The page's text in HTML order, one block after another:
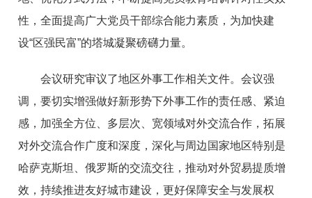
性，全面提高广大党员干部综合能力素质，为加快建
设“区强民富”的塔城凝聚磅礴力量。
会议研究审议了地区外事工作相关文件。会议强
调，要切实增强做好新形势下外事工作的责任感、紧迫
感，加强全方位、多层次、宽领域对外交流合作，拓展
对外交流合作广度和深度，深化与周边国家地区特别是
哈萨克斯坦、俄罗斯的交流交往，推动对外贸易提质增
效，持续推进友好城市建设，更好保障安全与发展权